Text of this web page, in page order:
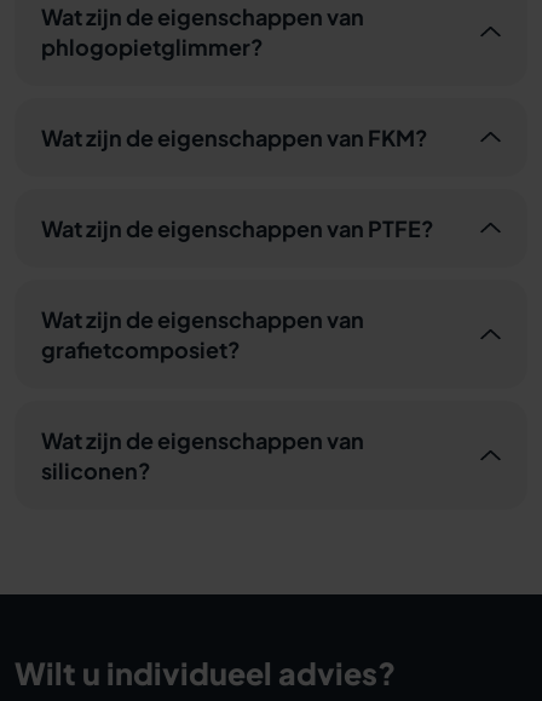
Wat zijn de eigenschappen van
phlogopietglimmer?
Wat zijn de eigenschappen van FKM?
Wat zijn de eigenschappen van PTFE?
Wat zijn de eigenschappen van
grafietcomposiet?
Wat zijn de eigenschappen van
siliconen?
Wilt u individueel advies?